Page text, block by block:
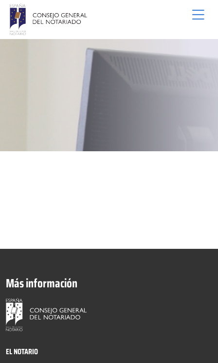
Saltar al contenido principal
Más información
EL NOTARIO